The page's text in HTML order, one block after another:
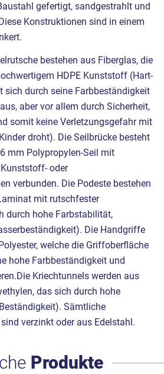
gefertigt, sandgestrahlt und
Konstruktionen sind in einem
bestehen aus Fiberglas, die
HDPE Kunststoff (Hart-
sich durch seine Farbbeständigkeit
aber vor allem durch Sicherheit,
somit keine Verletzungsgefahr mit
droht). Die Seilbrücke besteht
mm Polypropylen-Seil mit
oder
verbunden. Die Podeste bestehen
mit rutschfester
durch hohe Farbstabilität,
Die Handgriffe
welche die Griffoberfläche
hohe Farbbeständigkeit und
Kriechtunnels werden aus
das sich durch hohe
Sämtliche
verzinkt oder aus Edelstahl.
Produkte